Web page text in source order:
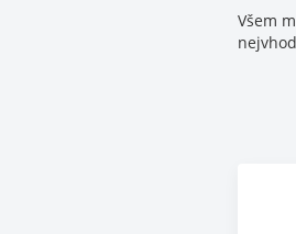
Všem